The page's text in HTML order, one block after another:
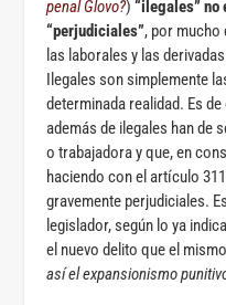
penal Glovo?)“ilegales” no
“perjudiciales”, por mucho
las laborales y las
Ilegales son simplemente
determinada realidad. Es
además de ilegales han de
o trabajadora y que, en
haciendo con el artículo
gravemente perjudiciales.
legislador, según lo ya
el nuevo delito que el
así el expansionismo